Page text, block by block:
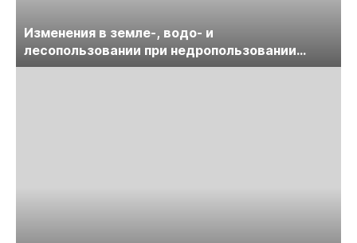
Изменения в земле-, водо- и
лесопользовании при недропользовании
обсудят на семинаре «ПравоТЭК»